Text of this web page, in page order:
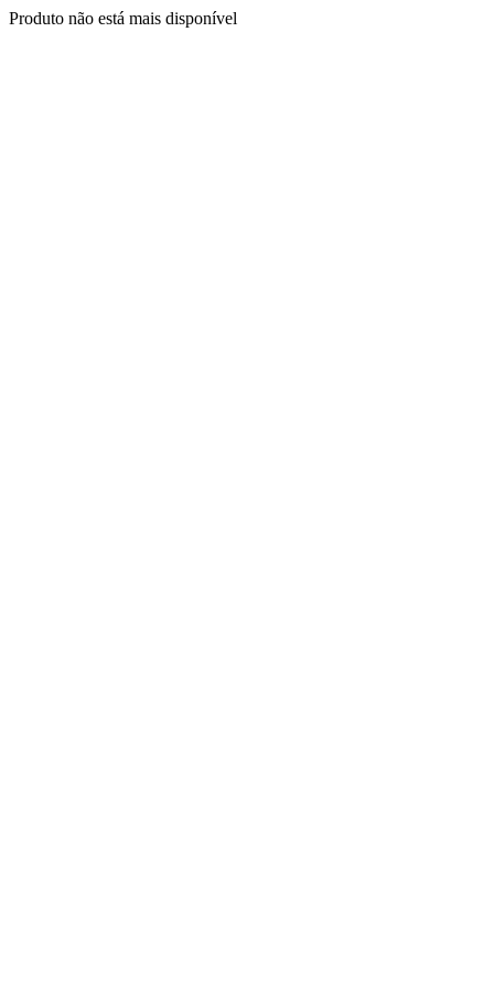
Produto não está mais disponível